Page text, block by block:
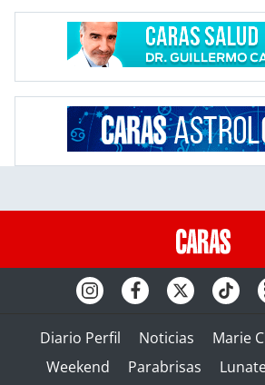
Diario Perfil Noticias Marie
Weekend
Parabrisas